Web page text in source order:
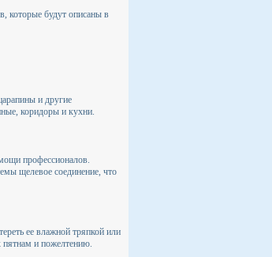
которые будут описаны в
и другие
коридоры и кухни.
профессионалов.
щелевое соединение, что
ее влажной тряпкой или
пятнам и пожелтению.